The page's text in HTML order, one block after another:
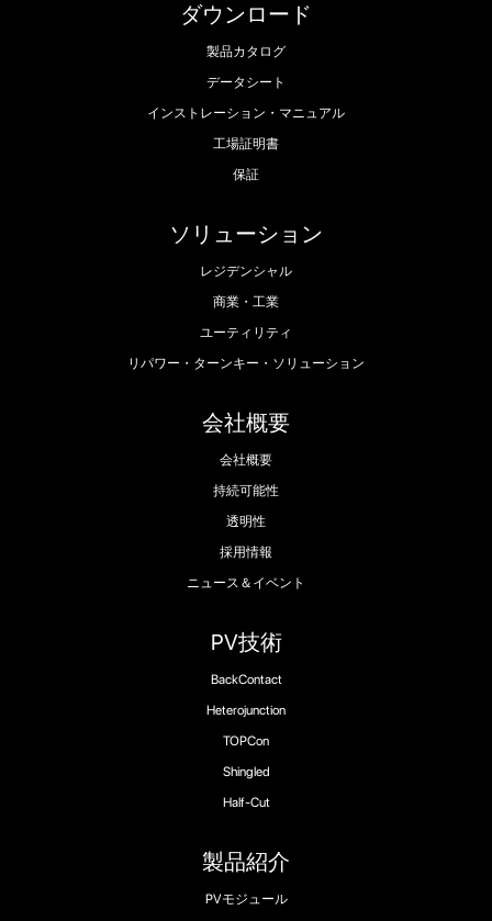
製品紹介
PVモジュール
PV技術
BackContact
Heterojunction
TOPCon
Shingled
Half-Cut
会社概要
会社概要
持続可能性
透明性
採用情報
ニュース＆イベント
ソリューション
レジデンシャル
商業・工業
ユーティリティ
リパワー・ターンキー・ソリューション
ダウンロード
製品カタログ
データシート
インストレーション・マニュアル
工場証明書
保証